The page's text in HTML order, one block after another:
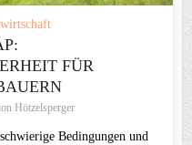
FÜR
Hötzelsperger
Bedingungen und